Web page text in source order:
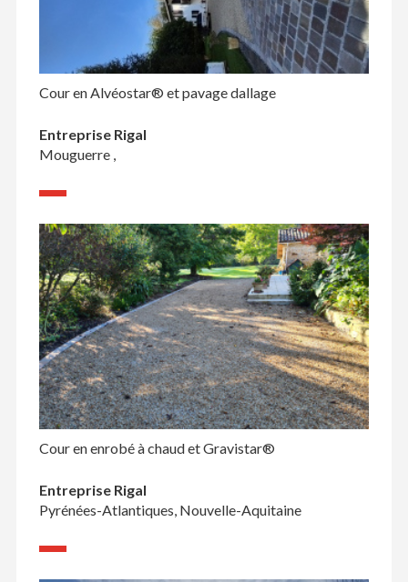
Cour en Alvéostar® et pavage dallage
Entreprise Rigal
Mouguerre ,
Cour en enrobé à chaud et Gravistar®
Entreprise Rigal
Pyrénées-Atlantiques, Nouvelle-Aquitaine